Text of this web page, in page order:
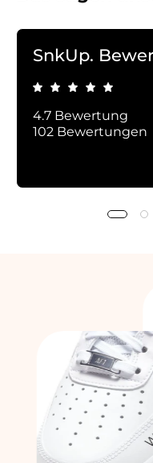
SnkUp.
4.7 Bewertung
102 Bewertungen